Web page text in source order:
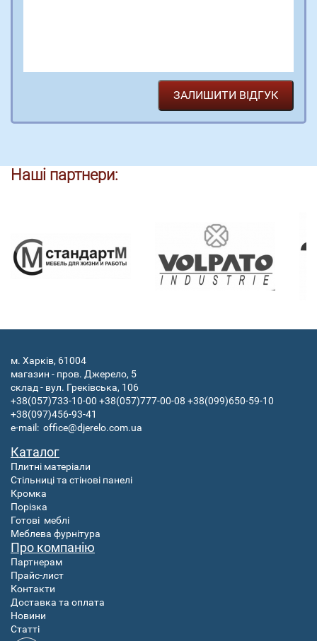
Наші партнери:
м. Харків, 61004
магазин - пров. Джерело, 5
склад - вул. Греківська, 106
+38(057)733-10-00 +38(057)777-00-08 +38(099)650-59-10
+38(097)456-93-41
e-mail: office@djerelo.com.ua
Каталог
Плитні матеріали
Стільниці та стінові панелі
Кромка
Порізка
Готові меблі
Меблева фурнітура
Про компанію
Партнерам
Прайс-лист
Контакти
Доставка та оплата
Новини
Статті